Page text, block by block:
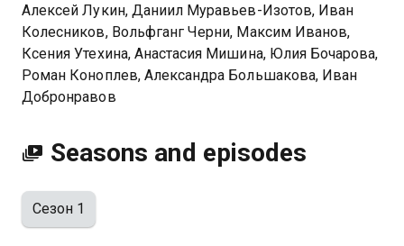
Последний царь и первый император online for free
in good HD quality on Kazakhtelecom.
Алексей Лукин, Даниил Муравьев-Изотов, Иван
Колесников, Вольфганг Черни, Максим Иванов,
Ксения Утехина, Анастасия Мишина, Юлия Бочарова,
Роман Коноплев, Александра Большакова, Иван
Добронравов
Seasons and episodes
Сезон 1